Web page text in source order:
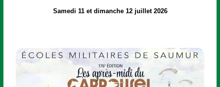
Samedi 11 et dimanche 12 juillet 2026